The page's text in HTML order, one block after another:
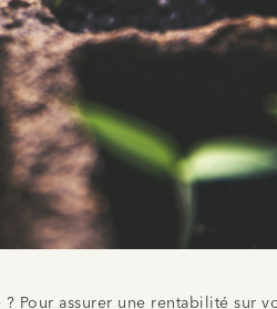
Pour assurer une rentabilité sur